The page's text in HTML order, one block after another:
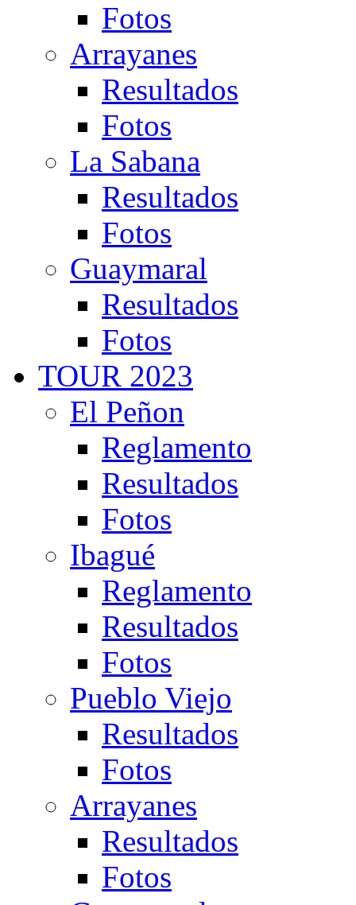
Fotos
Arrayanes
Resultados
Fotos
La Sabana
Resultados
Fotos
Guaymaral
Resultados
Fotos
TOUR 2023
El Peñon
Reglamento
Resultados
Fotos
Ibagué
Reglamento
Resultados
Fotos
Pueblo Viejo
Resultados
Fotos
Arrayanes
Resultados
Fotos